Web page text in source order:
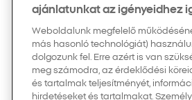
ajánlatunkat az igényeidhez
Weboldalunk megfelelő
más hasonló technológiát)
dolgozunk fel. Erre azért is van
meg számodra, az érdeklődési
és tartalmak teljesítményét,
hirdetéseket és tartalmakat.